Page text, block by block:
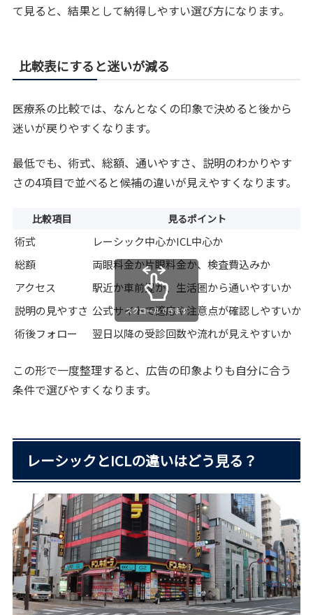
て見ると、結果として納得しやすい選び方になります。
比較表にすると迷いが減る
医療系の比較では、なんとなくの印象で決めると後から
迷いが戻りやすくなります。
最低でも、術式、総額、通いやすさ、説明のわかりやす
さの4項目で並べると候補の違いが見えやすくなります。
比較項目 見るポイント
術式
レーシック中心かICL中心か
総額
両眼料金か片眼料金か、検査費込みか
アクセス
駅近か車前提か、生活圏から通いやすいか
説明の見やすさ 公式サイトで適応や注意点が確認しやすいか
術後フォロー
翌日以降の受診回数や流れが見えやすいか
スクロールできます
この形で一度整理すると、広告の印象よりも自分に合う
条件で選びやすくなります。
レーシックとICLの違いはどう見る？